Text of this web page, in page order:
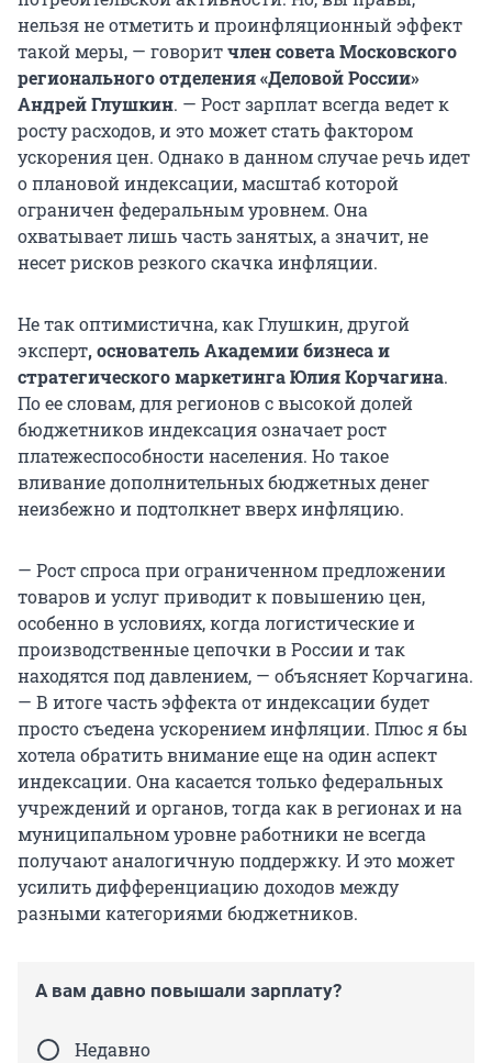
нельзя не отметить и проинфляционный эффект
такой меры, — говоритчлен совета Московского
регионального отделения «Деловой России»
Андрей Глушкин. — Рост зарплат всегда ведет к
росту расходов, и это может стать фактором
ускорения цен. Однако в данном случае речь идет
о плановой индексации, масштаб которой
ограничен федеральным уровнем. Она
охватывает лишь часть занятых, а значит, не
несет рисков резкого скачка инфляции.
Не так оптимистична, как Глушкин, другой
эксперт, основатель Академии бизнеса и
стратегического маркетингаЮлия Корчагина.
По ее словам, для регионов с высокой долей
бюджетников индексация означает рост
платежеспособности населения. Но такое
вливание дополнительных бюджетных денег
неизбежно и подтолкнет вверх инфляцию.
— Рост спроса при ограниченном предложении
товаров и услуг приводит к повышению цен,
особенно в условиях, когда логистические и
производственные цепочки в России и так
находятся под давлением, — объясняет Корчагина.
— В итоге часть эффекта от индексации будет
просто съедена ускорением инфляции. Плюс я бы
хотела обратить внимание еще на один аспект
индексации. Она касается только федеральных
учреждений и органов, тогда как в регионах и на
муниципальном уровне работники не всегда
получают аналогичную поддержку. И это может
усилить дифференциацию доходов между
разными категориями бюджетников.
А вам давно повышали зарплату?
Недавно